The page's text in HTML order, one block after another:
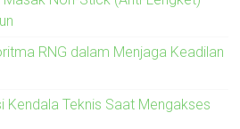
RNG dalam Menjaga Keadilan
Kendala Teknis Saat Mengakses